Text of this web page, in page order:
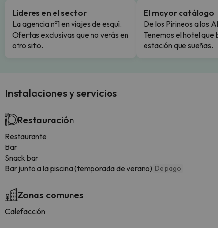
Líderes en el sector
La agencia nº1 en viajes de esquí.
Ofertas exclusivas que no verás en
otro sitio.
El mayor catálogo
De los Pirineos a los
Tenemos el hotel que
estación que sueñas.
Instalaciones y servicios
Restauración
Restaurante
Bar
Snack bar
Bar junto a la piscina (temporada de verano) De pago
Zonas comunes
Calefacción